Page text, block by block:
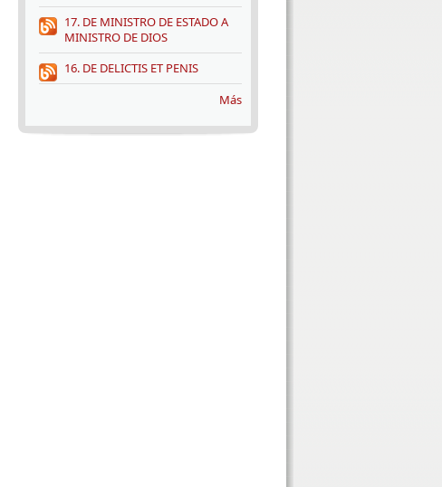
17. DE MINISTRO DE ESTADO A
MINISTRO DE DIOS
16. DE DELICTIS ET PENIS
Más